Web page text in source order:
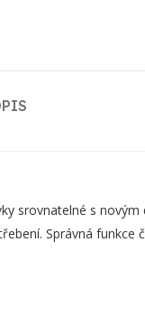
srovnatelné s
Správná